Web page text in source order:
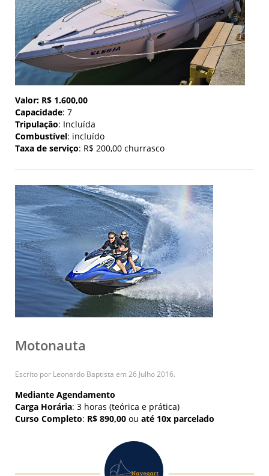
Valor: R$ 1.600,00
Capacidade: 7
Tripulação: Incluída
Combustível: incluído
Taxa de serviço: R$ 200,00 churrasco
Motonauta
Escrito por Leonardo Baptista em 26 Julho 2016.
Mediante Agendamento
Carga Horária: 3 horas (teórica e prática)
Curso Completo: R$ 890,00 ou até 10x parcelado